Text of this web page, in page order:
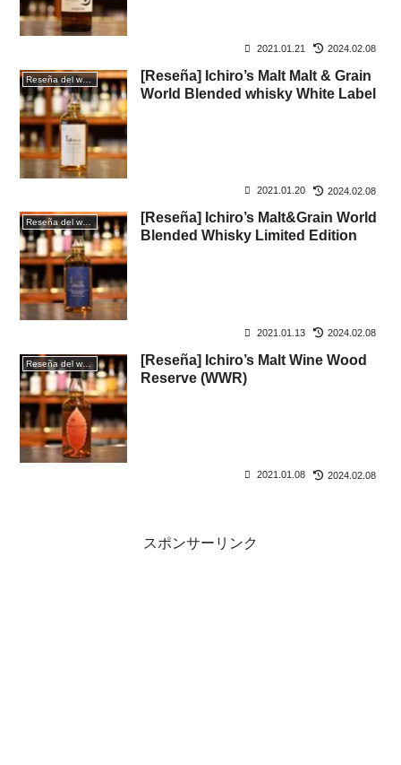
2021.01.21 2024.02.08
Reseña del whisky
[Reseña] Ichiro’s Malt Malt & Grain
World Blended whisky White Label
2021.01.20 2024.02.08
Reseña del whisky
[Reseña] Ichiro’s Malt&Grain World
Blended Whisky Limited Edition
2021.01.13 2024.02.08
Reseña del whisky
[Reseña] Ichiro’s Malt Wine Wood
Reserve (WWR)
2021.01.08 2024.02.08
スポンサーリンク